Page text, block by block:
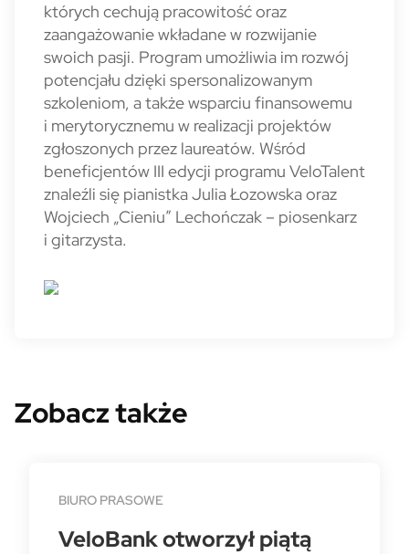
których cechują pracowitość oraz
zaangażowanie wkładane w rozwijanie
swoich pasji. Program umożliwia im rozwój
potencjału dzięki spersonalizowanym
szkoleniom, a także wsparciu finansowemu
i merytorycznemu w realizacji projektów
zgłoszonych przez laureatów. Wśród
beneficjentów III edycji programu VeloTalent
znaleźli się pianistka Julia Łozowska oraz
Wojciech „Cieniu” Lechończak – piosenkarz
i gitarzysta.
Zobacz także
BIURO PRASOWE
VeloBank otworzył piątą